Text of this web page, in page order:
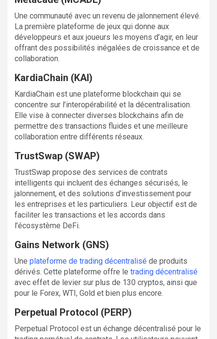
Une communauté avec un revenu de jalonnement élevé.
La première plateforme de jeux qui donne aux
développeurs et aux joueurs les moyens d’agir, en leur
offrant des possibilités inégalées de croissance et de
collaboration.
KardiaChain (KAI)
KardiaChain est une plateforme blockchain qui se
concentre sur l’interopérabilité et la décentralisation.
Elle vise à connecter diverses blockchains afin de
permettre des transactions fluides et une meilleure
collaboration entre différents réseaux.
TrustSwap (SWAP)
TrustSwap propose des services de contrats
intelligents qui incluent des échanges sécurisés, le
jalonnement, et des solutions d’investissement pour
les entreprises et les particuliers. Leur objectif est de
faciliter les transactions et les accords dans
l’écosystème DeFi.
Gains Network (GNS)
Une plateforme de trading décentralisé de produits
dérivés. Cette plateforme offre le trading décentralisé
avec effet de levier sur plus de 130 cryptos, ainsi que
pour le Forex, WTI, Gold et bien plus encore.
Perpetual Protocol (PERP)
Perpetual Protocol est un échange décentralisé pour le